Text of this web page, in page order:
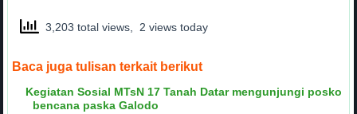
3,203 total views, 2 views today
Baca juga tulisan terkait berikut
Kegiatan Sosial MTsN 17 Tanah Datar mengunjungi posko
bencana paska Galodo